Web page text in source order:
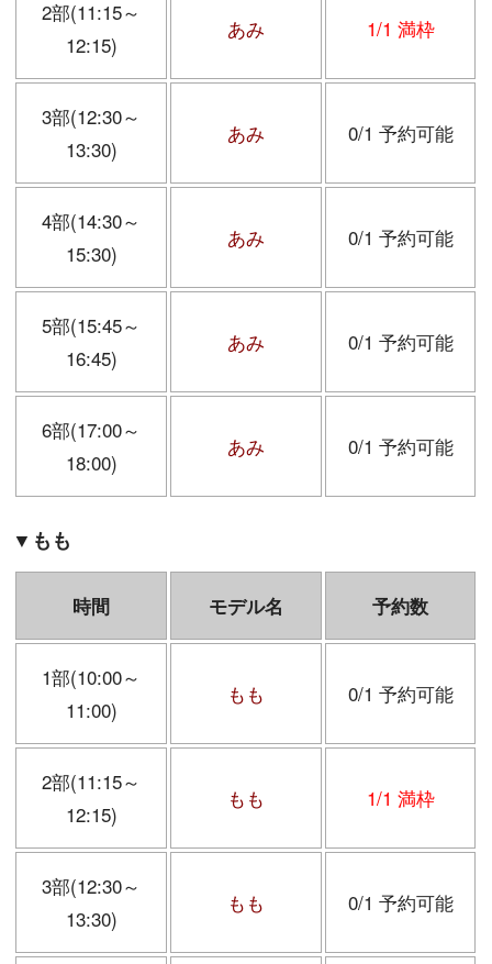
2部(11:15～
12:15)
あみ 1/1 満枠
3部(12:30～
13:30)
あみ 0/1 予約可能
4部(14:30～
15:30)
あみ 0/1 予約可能
5部(15:45～
16:45)
あみ 0/1 予約可能
6部(17:00～
18:00)
あみ 0/1 予約可能
▼もも
時間 モデル名 予約数
1部(10:00～
11:00)
もも 0/1 予約可能
2部(11:15～
12:15)
もも 1/1 満枠
3部(12:30～
13:30)
もも 0/1 予約可能